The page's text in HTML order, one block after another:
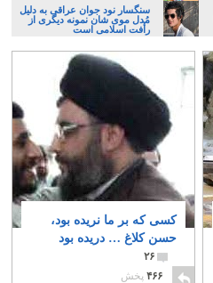
سنگسار نود جوان عراقی به دلیل
مُدل موی شان نمونه دیگری از
رأفت اسلامی است
کسی که بر ما نریده بود،
حسن کلاغ … دریده بود
۲۶
۴۶۶ پخش